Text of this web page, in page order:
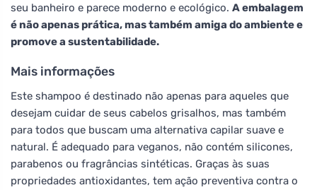
seu banheiro e parece moderno e ecológico. A embalagem
é não apenas prática, mas também amiga do ambiente e
promove a sustentabilidade.
Mais informações
Este shampoo é destinado não apenas para aqueles que
desejam cuidar de seus cabelos grisalhos, mas também
para todos que buscam uma alternativa capilar suave e
natural. É adequado para veganos, não contém silicones,
parabenos ou fragrâncias sintéticas. Graças às suas
propriedades antioxidantes, tem ação preventiva contra o